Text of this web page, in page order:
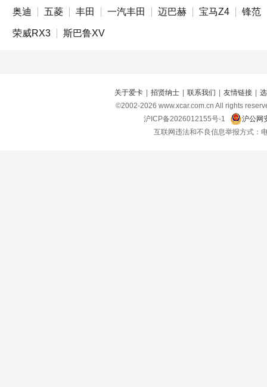
奥迪 五菱 丰田 一汽丰田 迈巴赫 宝马Z4 锋范
荣威RX3 斯巴鲁XV
关于爱卡 招贤纳士 联系我们 友情链接
©2002-2026 www.xcar.com.cn All rights
沪ICP备2026012155号-1
沪公网
互联网违法和不良信息举报方式：